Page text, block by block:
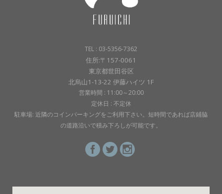
TEL : 03-5356-7362
住所:〒157-0061
東京都世田谷区
北烏山1-13-22 伊藤ハイツ 1F
営業時間 : 11:00～20:00
定休日 : 不定休
駐車場: 近隣のコインパーキングをご利用下さい。短時間であれば店鋪脇
の道路沿いで積み下ろしが可能です。